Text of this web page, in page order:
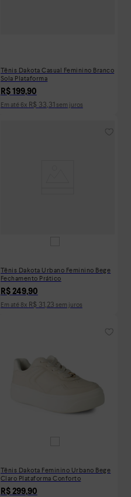
Tênis Dakota Casual Feminino Branco
Sola Plataforma
R$ 199,90
Em até 6x R$ 33,31 sem juros
Tênis Dakota Urbano Feminino Bege
Fechamento Prático
R$ 249,90
Em até 8x R$ 31,23 sem juros
Tênis Dakota Feminino Urbano Bege
Claro Plataforma Conforto
R$ 299,90